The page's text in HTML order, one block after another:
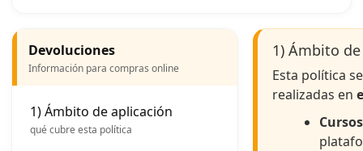
Devoluciones
Información para compras online
1) Ámbito de aplicación
qué cubre esta política
1) Ámbito
Esta política
realizadas en